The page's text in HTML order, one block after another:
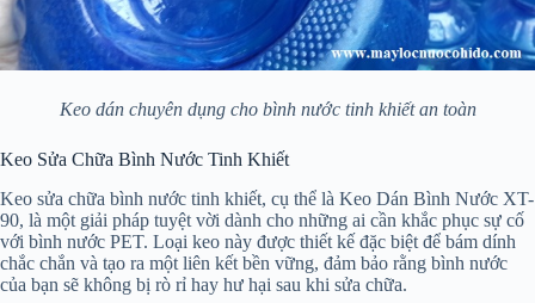
Keo dán chuyên dụng cho bình nước tinh khiết an toàn
Keo Sửa Chữa Bình Nước Tinh Khiết
Keo sửa chữa bình nước tinh khiết, cụ thể là Keo Dán Bình Nước XT-
90, là một giải pháp tuyệt vời dành cho những ai cần khắc phục sự cố
với bình nước PET. Loại keo này được thiết kế đặc biệt để bám dính
chắc chắn và tạo ra một liên kết bền vững, đảm bảo rằng bình nước
của bạn sẽ không bị rò rỉ hay hư hại sau khi sửa chữa.